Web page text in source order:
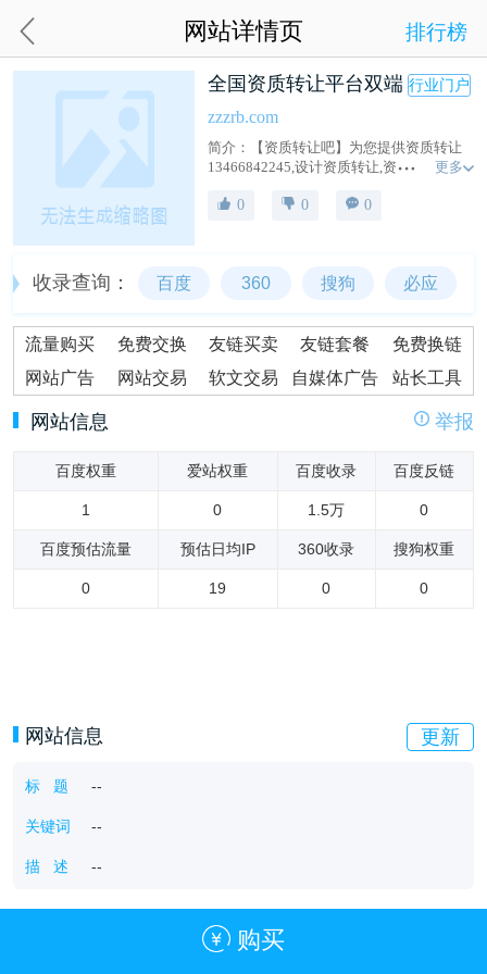
网站详情页 排行榜
全国资质转让平台双端 行业门户
zzzrb.com
简介：【资质转让吧】为您提供资质转让
13466842245,设计资质转让,资质代办,一级
资质转让,甲级资质转让,承装修试资质转让,
质转让,市政资质转让,电力资质转让,矿山资
质转让,水利资质转让,公路资
更多
0 0 0
收录查询： 百度 360 搜狗 必应
流量购买 免费交换 友链买卖 友链套餐
免费换链
网站广告
网站交易 软文交易 自媒体广告 站长工具
网站信息 举报
百度权重 爱站权重 百度收录 百度反链
1 0 1.5万 0
百度预估流量 预估日均IP 360收录 搜狗权重
0 19 0 0
网站信息 更新
标 题 --
关键词 --
描 述 --
购买